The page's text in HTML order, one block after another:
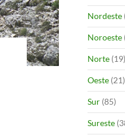
Nordeste
Noroeste
Norte (19)
Oeste (21)
Sur (85)
Sureste